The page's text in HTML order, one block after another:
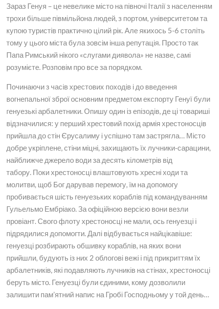
Зараз Генуя – це невелике місто на півночі Італії з населенням
трохи більше півмільйона людей, з портом, університетом та
купою туристів практично цілий рік. Але якихось 5-6 століть
тому у цього міста була зовсім інша репутація. Просто так
Папа Римський нікого «слугами диявола» не назве, самі
розумієте. Розповім про все за порядком.
Починаючи з часів хрестових походів і до введення
вогнепальної зброї основним предметом експорту Генуї були
генуезькі арбалетники. Опишу один із епізодів, де ці товариші
відзначилися: у перший хрестовий похід армія хрестоносців
прийшла до стін Єрусалиму і успішно там застрягла… Місто
добре укріплене, стіни міцні, захищають їх лучники-сарацини,
найближче джерело води за десять кілометрів від
табору. Поки хрестоносці влаштовують хресні ходи та
молитви, щоб Бог дарував перемогу, їм на допомогу
пробивається шість генуезьких кораблів під командуванням
Гульельмо Ембріако. За офіційною версією вони везли
провіант. Свого флоту хрестоносці не мали, ось генуезці і
підрядилися допомогти. Далі відбувається найцікавіше:
генуезці розбирають обшивку кораблів, на яких вони
прийшли, будують із них 2 облогові вежі і під прикриттям їх
арбалетників, які подавляють лучників на стінах, хрестоносці
беруть місто. Генуезці були єдиними, кому дозволили
залишити пам’ятний напис на Гробі Господньому у той день…